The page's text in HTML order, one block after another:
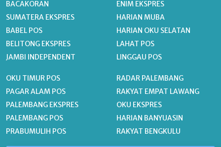
BACAKORAN
SUMATERA EKSPRES
BABEL POS
BELITONG EKSPRES
JAMBI INDEPENDENT
ENIM EKSPRES
HARIAN MUBA
HARIAN OKU SELATAN
LAHAT POS
LINGGAU POS
OKU TIMUR POS
PAGAR ALAM POS
PALEMBANG EKSPRES
PALEMBANG POS
PRABUMULIH POS
RADAR PALEMBANG
RAKYAT EMPAT LAWANG
OKU EKSPRES
HARIAN BANYUASIN
RAKYAT BENGKULU